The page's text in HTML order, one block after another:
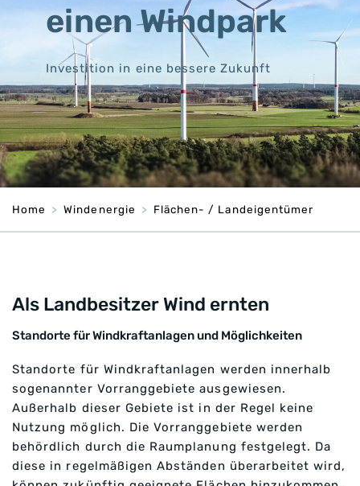
einen Windpark
Investition in eine bessere Zukunft
Home Windenergie Flächen- / Landeigentümer
Als Landbesitzer Wind ernten
Standorte für Windkraftanlagen und Möglichkeiten
Standorte für Windkraftanlagen werden innerhalb
sogenannter Vorranggebiete ausgewiesen.
Außerhalb dieser Gebiete ist in der Regel keine
Nutzung möglich. Die Vorranggebiete werden
behördlich durch die Raumplanung festgelegt. Da
diese in regelmäßigen Abständen überarbeitet wird,